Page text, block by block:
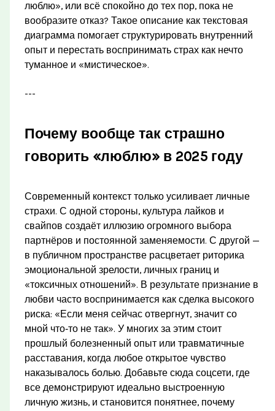
люблю», или всё спокойно до тех пор, пока не
вообразите отказ? Такое описание как текстовая
диаграмма помогает структурировать внутренний
опыт и перестать воспринимать страх как нечто
туманное и «мистическое».
---
Почему вообще так страшно
говорить «люблю» в 2025 году
Современный контекст только усиливает личные
страхи. С одной стороны, культура лайков и
свайпов создаёт иллюзию огромного выбора
партнёров и постоянной заменяемости. С другой —
в публичном пространстве расцветает риторика
эмоциональной зрелости, личных границ и
«токсичных отношений». В результате признание в
любви часто воспринимается как сделка высокого
риска: «Если меня сейчас отвергнут, значит со
мной что‑то не так». У многих за этим стоит
прошлый болезненный опыт или травматичные
расставания, когда любое открытое чувство
наказывалось болью. Добавьте сюда соцсети, где
все демонстрируют идеально выстроенную
личную жизнь, и становится понятнее, почему